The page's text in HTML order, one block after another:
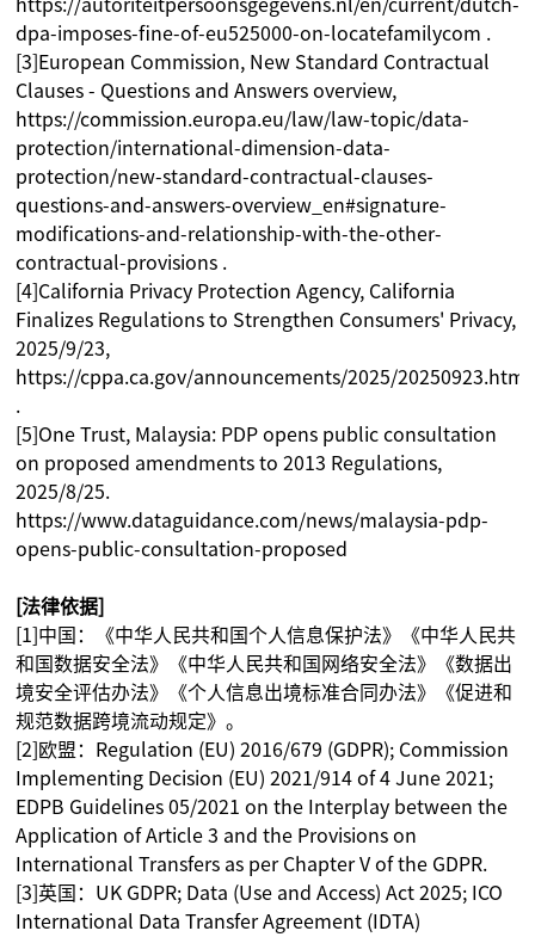
https://autoriteitpersoonsgegevens.nl/en/current/dutch-
dpa-imposes-fine-of-eu525000-on-locatefamilycom .
[3]European Commission, New Standard Contractual
Clauses - Questions and Answers overview,
https://commission.europa.eu/law/law-topic/data-
protection/international-dimension-data-
protection/new-standard-contractual-clauses-
questions-and-answers-overview_en#signature-
modifications-and-relationship-with-the-other-
contractual-provisions .
[4]California Privacy Protection Agency, California
Finalizes Regulations to Strengthen Consumers' Privacy,
2025/9/23,
https://cppa.ca.gov/announcements/2025/20250923.html
.
[5]One Trust, Malaysia: PDP opens public consultation
on proposed amendments to 2013 Regulations,
2025/8/25.
https://www.dataguidance.com/news/malaysia-pdp-
opens-public-consultation-proposed
[法律依据]
[1]中国：《中华人民共和国个人信息保护法》《中华人民共
和国数据安全法》《中华人民共和国网络安全法》《数据出
境安全评估办法》《个人信息出境标准合同办法》《促进和
规范数据跨境流动规定》。
[2]欧盟：Regulation (EU) 2016/679 (GDPR); Commission
Implementing Decision (EU) 2021/914 of 4 June 2021;
EDPB Guidelines 05/2021 on the Interplay between the
Application of Article 3 and the Provisions on
International Transfers as per Chapter V of the GDPR.
[3]英国：UK GDPR; Data (Use and Access) Act 2025; ICO
International Data Transfer Agreement (IDTA)